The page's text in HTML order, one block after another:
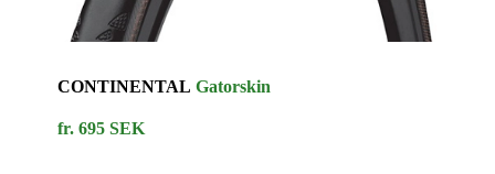
CONTINENTALGatorskin
fr. 695 SEK